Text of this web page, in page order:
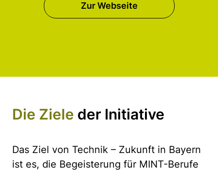
Zur Webseite
Die Ziele der Initiative
Das Ziel von Technik – Zukunft in Bayern
ist es, die Begeisterung für MINT-Berufe